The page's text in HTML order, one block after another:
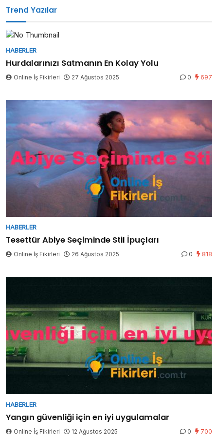
Trend Yazılar
HABERLER
Hurdalarınızı Satmanın En Kolay Yolu
Online İş Fikirleri 27 Ağustos 2025 0 697
HABERLER
Tesettür Abiye Seçiminde Stil İpuçları
Online İş Fikirleri 26 Ağustos 2025 0 818
HABERLER
Yangın güvenliği için en iyi uygulamalar
Online İş Fikirleri 12 Ağustos 2025 0 700